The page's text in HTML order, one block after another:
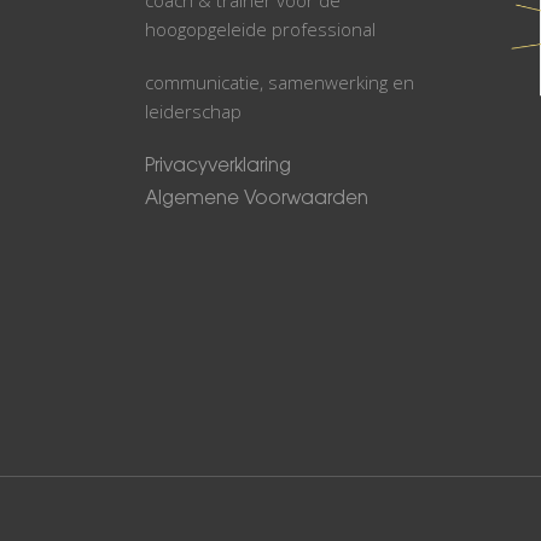
hoogopgeleide professional
communicatie, samenwerking en
leiderschap
Privacyverklaring
Algemene Voorwaarden